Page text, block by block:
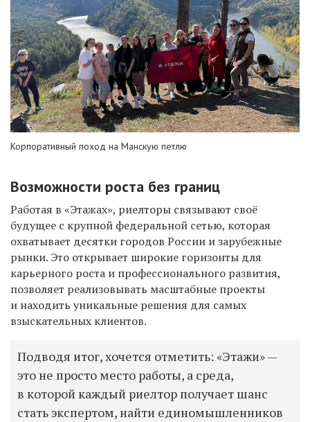
Корпоративный поход на Манскую петлю
Возможности роста без границ
Работая в «Этажах», риелторы связывают своё
будущее с крупной федеральной сетью, которая
охватывает десятки городов России и зарубежные
рынки. Это открывает широкие горизонты для
карьерного роста и профессионального развития,
позволяет реализовывать масштабные проекты
и находить уникальные решения для самых
взыскательных клиентов.
Подводя итог, хочется отметить: «Этажи» —
это не просто место работы, а среда,
в которой каждый риелтор получает шанс
стать экспертом, найти единомышленников